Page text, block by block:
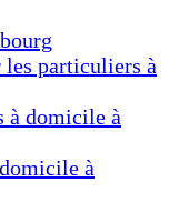
particuliers à
à domicile à
à